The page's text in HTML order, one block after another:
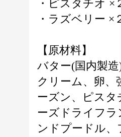
・ピスタチオ ×
・ラズベリー ×
【原材料】
バター(国内製
クリーム、卵、
ーズン、ピスタ
ーズドライフ
ンドプードル